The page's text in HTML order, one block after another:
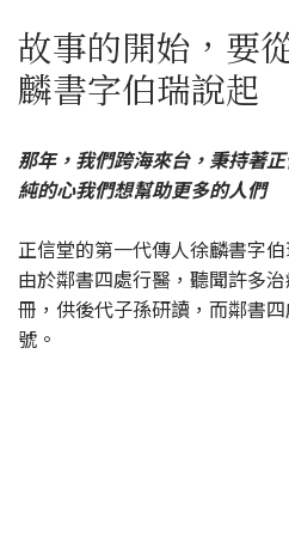
故事的開始，要
麟書字伯瑞說起
那年，我們跨海來台，秉持著
純的心我們想幫助更多的人們
正信堂的第一代傳人徐麟書字伯
由於鄰書四處行醫，聽聞許多
冊，供後代子孫研讀，而鄰書
號。